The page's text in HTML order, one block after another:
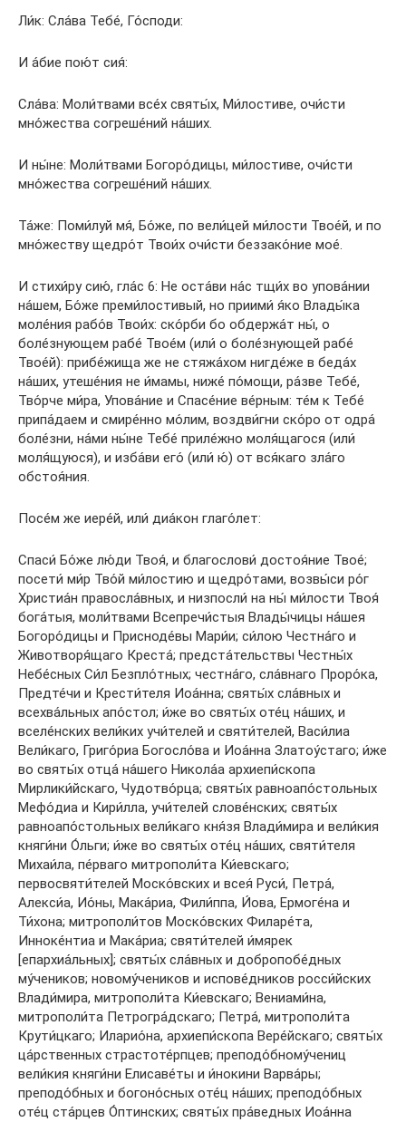
Ли́к: Сла́ва Тебе́, Го́споди:
И а́бие пою́т сия́:
Сла́ва: Моли́твами все́х святы́х, Ми́лостиве, очи́сти
мно́жества согреше́ний на́ших.
И ны́не: Моли́твами Богоро́дицы, ми́лостиве, очи́сти
мно́жества согреше́ний на́ших.
Та́же: Поми́луй мя́, Бо́же, по вели́цей ми́лости Твое́й, и по
мно́жеству щедро́т Твои́х очи́сти беззако́ние мое́.
И стихи́ру сию́, гла́с 6: Не оста́ви на́с тщи́х во упова́нии
на́шем, Бо́же преми́лостивый, но приими́ я́ко Влады́ка
моле́ния рабо́в Твои́х: ско́рби бо обдержа́т ны́, о
боле́знующем рабе́ Твое́м (или́ о боле́знующей рабе́
Твое́й): прибе́жища же не стяжа́хом нигде́же в беда́х
на́ших, утеше́ния не и́мамы, ниже́ по́мощи, ра́зве Тебе́,
Тво́рче ми́ра, Упова́ние и Спасе́ние ве́рным: те́м к Тебе́
припа́даем и смире́нно мо́лим, воздви́гни ско́ро от одра́
боле́зни, на́ми ны́не Тебе́ приле́жно моля́щагося (или́
моля́щуюся), и изба́ви его́ (или́ ю́) от вся́каго зла́го
обстоя́ния.
Посе́м же иере́й, или́ диа́кон глаго́лет:
Спаси́ Бо́же лю́ди Твоя́, и благослови́ достоя́ние Твое́;
посети́ ми́р Тво́й ми́лостию и щедро́тами, возвы́си ро́г
Христиа́н правосла́вных, и низпосли́ на ны́ ми́лости Твоя́
бога́тыя, моли́твами Всепречи́стыя Влады́чицы на́шея
Богоро́дицы и Присноде́вы Мари́и; си́лою Честна́го и
Животворя́щаго Креста́; предста́тельствы Честны́х
Небе́сных Си́л Безпло́тных; честна́го, сла́внаго Проро́ка,
Предте́чи и Крести́теля Иоа́нна; святы́х сла́вных и
всехва́льных апо́стол; и́же во святы́х оте́ц на́ших, и
вселе́нских вели́ких учи́телей и святи́телей, Васи́лиа
Вели́каго, Григо́риа Богосло́ва и Иоа́нна Златоу́стаго; и́же
во святы́х отца́ на́шего Никола́а архиепи́скопа
Мирлики́йскаго, Чудотво́рца; святы́х равноапо́стольных
Мефо́диа и Кири́лла, учи́телей слове́нских; святы́х
равноапо́стольных вели́каго кня́зя Влади́мира и вели́кия
княги́ни О́льги; и́же во святы́х оте́ц на́ших, святи́теля
Михаи́ла, пе́рваго митрополи́та Ки́евскаго;
первосвяти́телей Моско́вских и всея́ Руси́, Петра́,
Алекси́а, Ио́ны, Мака́риа, Фили́ппа, И́ова, Ермоге́на и
Ти́хона; митрополи́тов Моско́вских Филаре́та,
Инноке́нтиа и Мака́риа; святи́телей и́мярек
[епархиа́льных]; святы́х сла́вных и добропобе́дных
му́чеников; новому́чеников и испове́дников росси́йских
Влади́мира, митрополи́та Ки́евскаго; Вениами́на,
митрополи́та Петрогра́дскаго; Петра́, митрополи́та
Крути́цкаго; Иларио́на, архиепи́скопа Вере́йскаго; святы́х
ца́рственных страстоте́рпцев; преподо́бному́чениц
вели́кия княги́ни Елисаве́ты и и́нокини Варва́ры;
преподо́бных и богоно́сных оте́ц на́ших; преподо́бных
оте́ц ста́рцев О́птинских; святы́х пра́ведных Иоа́нна